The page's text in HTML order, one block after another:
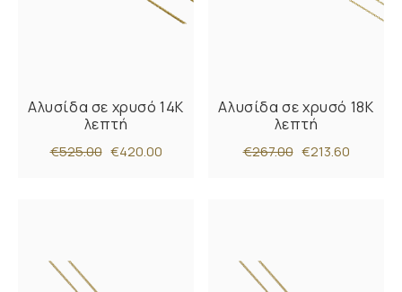
Αλυσίδα σε χρυσό 14Κ
λεπτή
€525.00 €420.00
Αλυσίδα σε χρυσό 18Κ
λεπτή
€267.00 €213.60